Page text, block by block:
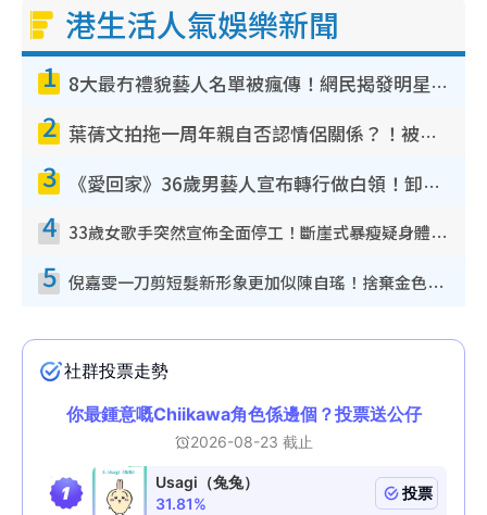
港生活人氣娛樂新聞
1 8大最冇禮貌藝人名單被瘋傳！網民揭發明星真面目 一致數臭呢位係無品天花板？
2 葉蒨文拍拖一周年親自否認情侶關係？！被質疑感情造假竟稱GM「普通同事」
3 《愛回家》36歲男藝人宣布轉行做白領！卸下藝人身份回歸素人平淡生活
4 33歲女歌手突然宣佈全面停工！斷崖式暴瘦疑身體亮紅燈！聲明曝︰將暫時淡出
5 倪嘉雯一刀剪短髮新形象更加似陳自瑤！捨棄金色長髮造型氣質大變超驚喜